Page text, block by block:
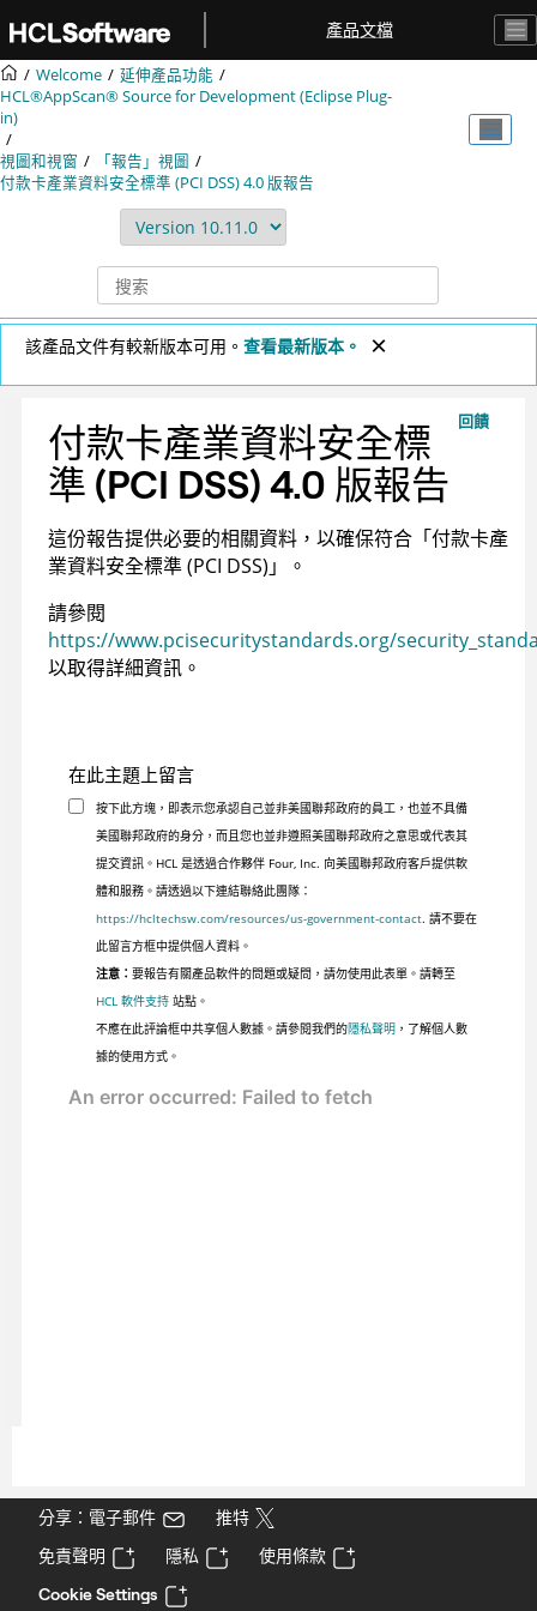
產品文檔
Welcome
延伸產品功能
HCL®AppScan® Source for Development (Eclipse Plug-
in)
視圖和視窗
「報告」視圖
付款卡產業資料安全標準 (PCI DSS) 4.0 版報告
該產品文件有較新版本可用。 查看最新版本。
回饋
付款卡產業資料安全標
準 (PCI DSS) 4.0 版報告
這份報告提供必要的相關資料，以確保符合「付款卡產
業資料安全標準 (PCI DSS)」。
請參閱
https://www.pcisecuritystandards.org/
以取得詳細資訊。
在此主題上留言
按下此方塊，即表示您承認自己並非美國聯邦政府的員工，也並不具備
美國聯邦政府的身分，而且您也並非遵照美國聯邦政府之意思或代表其
提交資訊。HCL 是透過合作夥伴 Four, Inc. 向美國聯邦政府客戶提供軟
體和服務。請透過以下連結聯絡此團隊：
https://hcltechsw.com/resources/us-government-contact. 請不要在
此留言方框中提供個人資料。
注意： 要報告有關產品軟件的問題或疑問，請勿使用此表單。請轉至
HCL 軟件支持站點。
不應在此評論框中共享個人數據。請參閱我們的隱私聲明 ，了解個人數
據的使用方式。
分享：電子郵件
推特
免責聲明
隱私
使用條款
Cookie Settings